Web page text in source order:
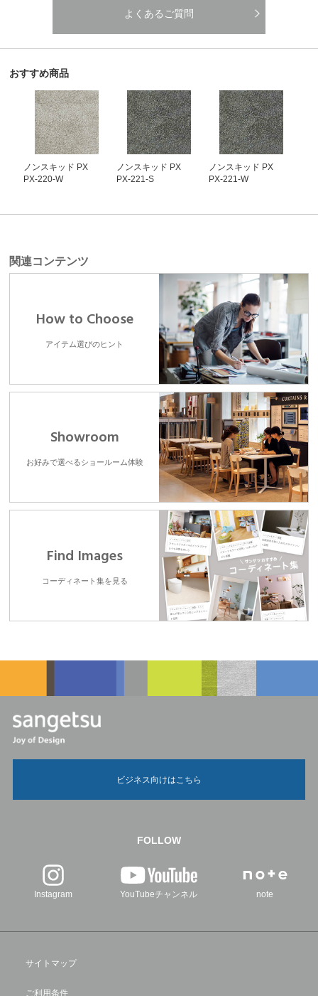
よくあるご質問
おすすめ商品
ノンスキッド PX
PX-220-W
ノンスキッド PX
PX-221-S
ノンスキッド PX
PX-221-W
関連コンテンツ
How to Choose
アイテム選びのヒント
Showroom
お好みで選べるショールーム体験
Find Images
コーディネート集を見る
ビジネス向けはこちら
FOLLOW
Instagram YouTubeチャンネル note
サイトマップ
ご利用条件